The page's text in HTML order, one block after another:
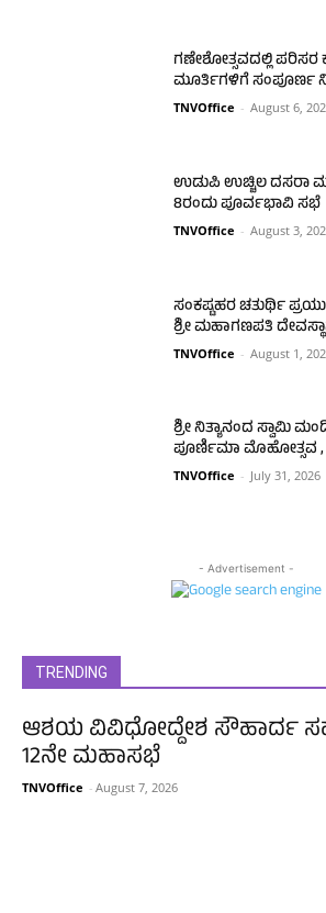
ಗಣೇಶೋತ್ಸವದಲ್ಲಿ
ಮೂರ್ತಿಗಳಿಗೆ ಸಂಪೂರ್ಣ
TNVOffice - August 6,
ಉಡುಪಿ ಉಚ್ಚಿಲ ದಸರಾ
8ರಂದು ಪೂರ್ವಭಾವಿ ಸಭೆ
TNVOffice - August 3,
ಸಂಕಷ್ಟಹರ ಚತುರ್ಥಿ
ಶ್ರೀ ಮಹಾಗಣಪತಿ
TNVOffice - August 1,
ಶ್ರೀ ನಿತ್ಯಾನಂದ ಸ್ವಾಮಿ
ಪೂರ್ಣಿಮಾ ಮೊಹೋತ್ಸವ ,
TNVOffice - July 31, 2026
- Advertisement -
TRENDING
ಆಶಯ ವಿವಿಧೋದ್ದೇಶ ಸೌಹಾರ್ದ
12ನೇ ಮಹಾಸಭೆ
TNVOffice - August 7, 2026